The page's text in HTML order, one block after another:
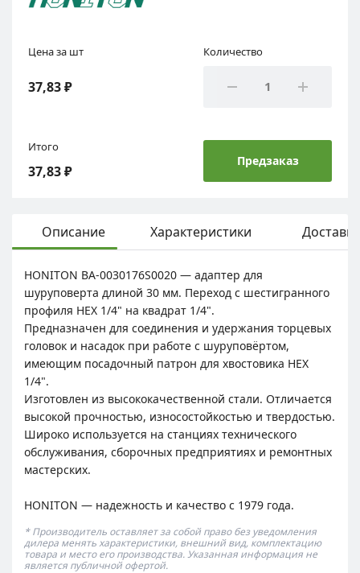
Цена за шт
37,83 ₽
Количество
Итого
37,83 ₽
Предзаказ
Описание Характеристики Доставка
HONITON BA-0030176S0020 — адаптер для
шуруповерта длиной 30 мм. Переход с шестигранного
профиля HEX 1/4" на квадрат 1/4".
Предназначен для соединения и удержания торцевых
головок и насадок при работе с шуруповёртом,
имеющим посадочный патрон для хвостовика HEX
1/4".
Изготовлен из высококачественной стали. Отличается
высокой прочностью, износостойкостью и твердостью.
Широко используется на станциях технического
обслуживания, сборочных предприятиях и ремонтных
мастерских.
HONITON — надежность и качество с 1979 года.
* Производитель оставляет за собой право без уведомления
дилера менять характеристики, внешний вид, комплектацию
товара и место его производства. Указанная информация не
является публичной офертой.